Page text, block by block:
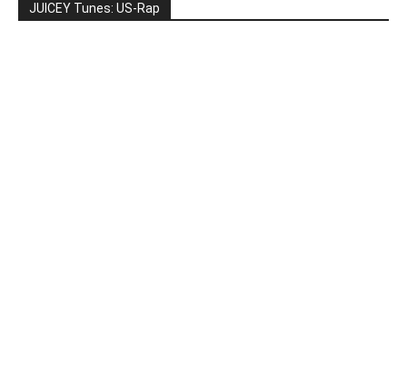
JUICEY Tunes: US-Rap